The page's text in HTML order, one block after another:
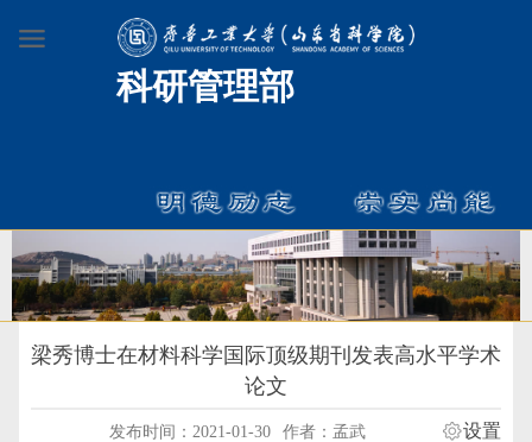
科研管理部
梁秀博士在材料科学国际顶级期刊发表高水平学术
论文
发布时间：2021-01-30 作者：孟武 设置